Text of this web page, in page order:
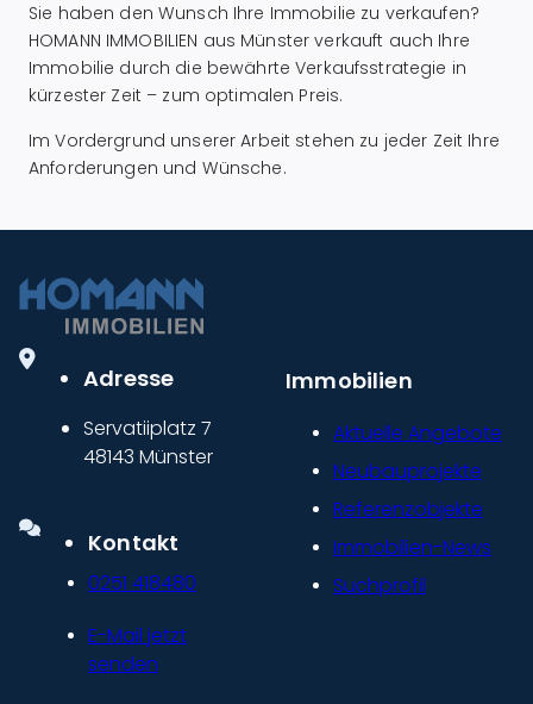
Sie haben den Wunsch Ihre Immobilie zu verkaufen?
HOMANN IMMOBILIEN aus Münster verkauft auch Ihre
Immobilie durch die bewährte Verkaufsstrategie in
kürzester Zeit – zum optimalen Preis.
Im Vordergrund unserer Arbeit stehen zu jeder Zeit Ihre
Anforderungen und Wünsche.
Adresse
Servatiiplatz 7
48143 Münster
Kontakt
0251 418480
E-Mail jetzt
senden
Immobilien
Aktuelle Angebote
Neubauprojekte
Referenzobjekte
Immobilien-News
Suchprofil